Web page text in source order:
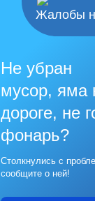
Жалобы
Не убран
мусор, яма
дороге, не
фонарь?
Столкнулись с
сообщите о ней!